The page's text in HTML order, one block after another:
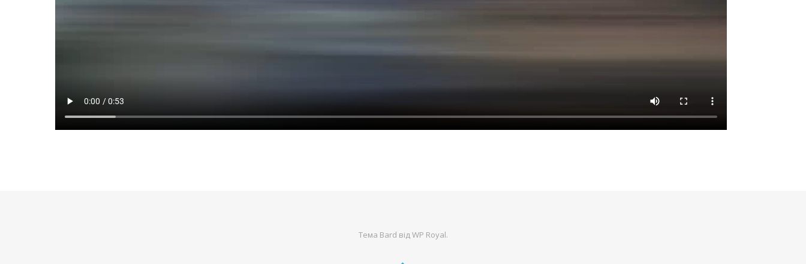
Тема Bard відWP Royal.